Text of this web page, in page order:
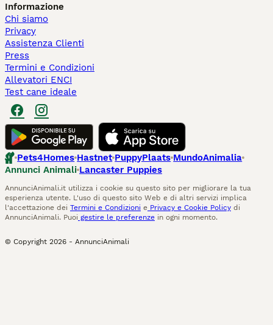
Informazione
Chi siamo
Privacy
Assistenza Clienti
Press
Termini e Condizioni
Allevatori ENCI
Test cane ideale
Pets4Homes Hastnet PuppyPlaats MundoAnimalia
Annunci Animali Lancaster Puppies
AnnunciAnimali.it utilizza i cookie su questo sito per migliorare la tua
esperienza utente. L'uso di questo sito Web e di altri servizi implica
l'accettazione dei Termini e Condizioni e Privacy e Cookie Policy di
AnnunciAnimali. Puoi gestire le preferenze in ogni momento.
© Copyright 2026 - AnnunciAnimali